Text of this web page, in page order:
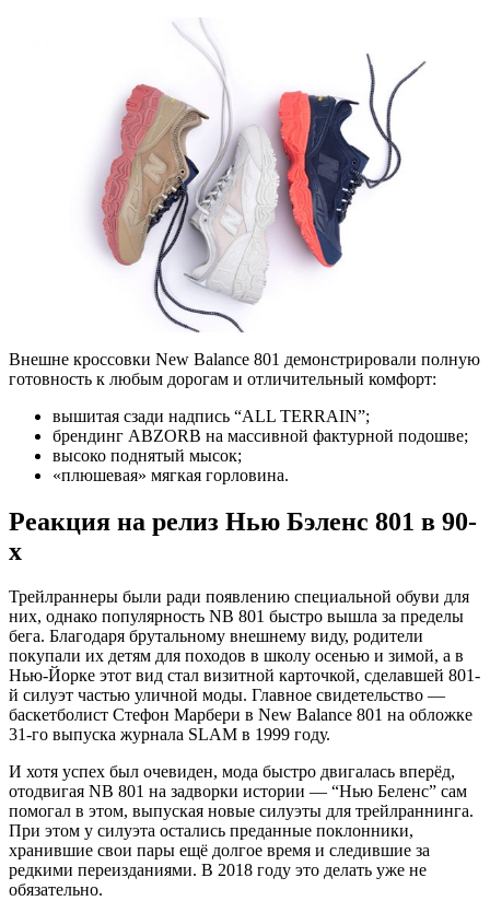
Внешне кроссовки New Balance 801 демонстрировали полную
готовность к любым дорогам и отличительный комфорт:
вышитая сзади надпись “ALL TERRAIN”;
брендинг ABZORB на массивной фактурной подошве;
высоко поднятый мысок;
«плюшевая» мягкая горловина.
Реакция на релиз Нью Бэленс 801 в 90-
х
Трейлраннеры были ради появлению специальной обуви для
них, однако популярность NB 801 быстро вышла за пределы
бега. Благодаря брутальному внешнему виду, родители
покупали их детям для походов в школу осенью и зимой, а в
Нью-Йорке этот вид стал визитной карточкой, сделавшей 801-
й силуэт частью уличной моды. Главное свидетельство —
баскетболист Стефон Марбери в New Balance 801 на обложке
31-го выпуска журнала SLAM в 1999 году.
И хотя успех был очевиден, мода быстро двигалась вперёд,
отодвигая NB 801 на задворки истории — “Нью Беленс” сам
помогал в этом, выпуская новые силуэты для трейлраннинга.
При этом у силуэта остались преданные поклонники,
хранившие свои пары ещё долгое время и следившие за
редкими переизданиями. В 2018 году это делать уже не
обязательно.